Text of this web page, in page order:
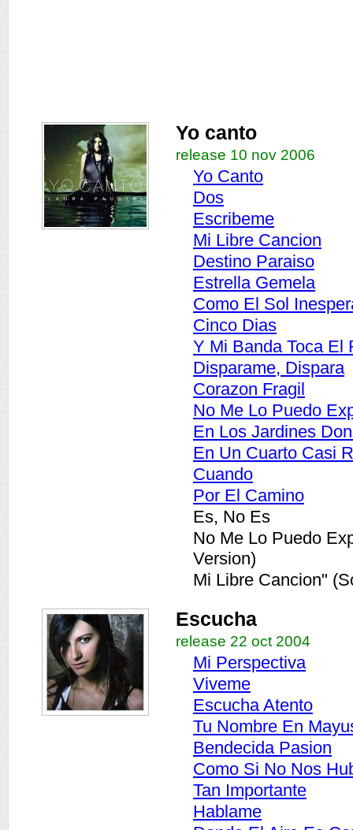
Yo canto
release 10 nov 2006
Yo Canto
Dos
Escribeme
Mi Libre Cancion
Destino Paraiso
Estrella Gemela
Como El Sol
Cinco Dias
Y Mi Banda Toca El
Disparame, Dispara
Corazon Fragil
No Me Lo Puedo
En Los Jardines
En Un Cuarto Casi
Cuando
Por El Camino
Es, No Es
No Me Lo Puedo
Version)
Mi Libre Cancion"
Escucha
release 22 oct 2004
Mi Perspectiva
Viveme
Escucha Atento
Tu Nombre En
Bendecida Pasion
Como Si No Nos
Tan Importante
Hablame